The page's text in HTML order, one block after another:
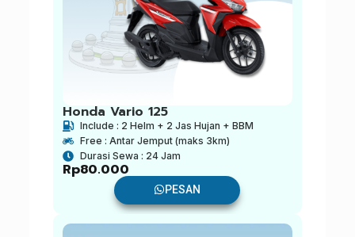
Honda Vario 125
Include : 2 Helm + 2 Jas Hujan + BBM
Free : Antar Jemput (maks 3km)
Durasi Sewa : 24 Jam
Rp80.000
PESAN